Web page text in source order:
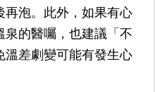
再泡。此外，如果有心
泉的醫囑，也建議「不
溫差劇變可能有發生心